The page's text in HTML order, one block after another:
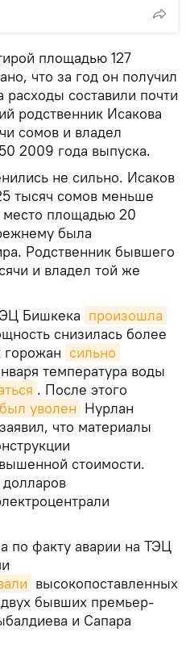
площадью 127
что за год он получил
составили почти
родственник Исакова
сомов и владел
2009 года выпуска.
не сильно. Исаков
тысяч сомов меньше
место площадью 20
была
Родственник бывшего
и владел той же
Бишкека произошла
снизилась более
горожан сильно
температура воды
. После этого
был уволен Нурлан
что материалы
стоимости.
по факту аварии на ТЭЦ
высокопоставленных
бывших премьер-
и Сапара